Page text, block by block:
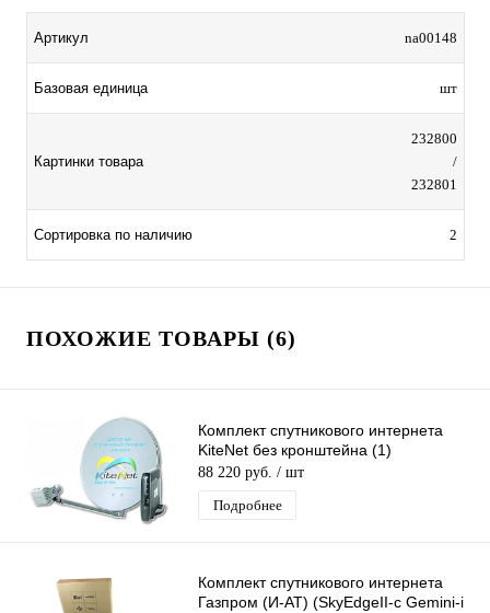
Артикул na00148
Базовая единица шт
Картинки товара
232800
/
232801
Сортировка по наличию 2
ПОХОЖИЕ ТОВАРЫ (6)
Комплект спутникового интернета
KiteNet без кронштейна (1)
88 220 руб. / шт
Подробнее
Комплект спутникового интернета
Газпром (И-АТ) (SkyEdgeII-c Gemini-i